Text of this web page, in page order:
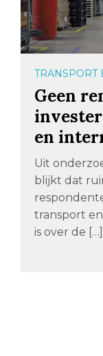
TRANSPORT
Geen
en
Uit
blijkt dat
transport
is over de […]